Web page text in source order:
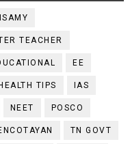
TEACHER
EE
HEALTH TIPS IAS
NEET POSCO
TN GOVT